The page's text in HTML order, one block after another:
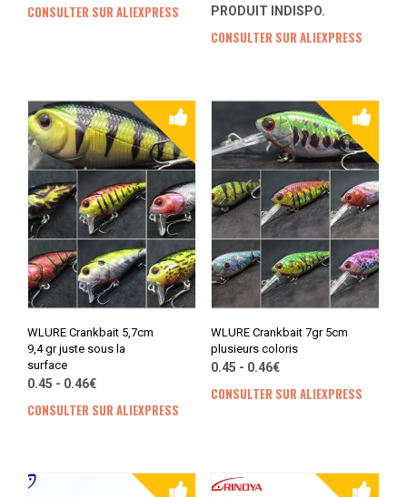
CONSULTER SUR ALIEXPRESS PRODUIT INDISPO.
CONSULTER SUR ALIEXPRESS
WLURE Crankbait 5,7cm
9,4 gr juste sous la
surface
0.45 - 0.46€
CONSULTER SUR ALIEXPRESS
WLURE Crankbait 7gr 5cm
plusieurs coloris
0.45 - 0.46€
CONSULTER SUR ALIEXPRESS